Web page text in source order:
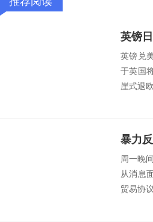
英镑兑
于英国
崖式退
暴力
周一晚
从消息
贸易协